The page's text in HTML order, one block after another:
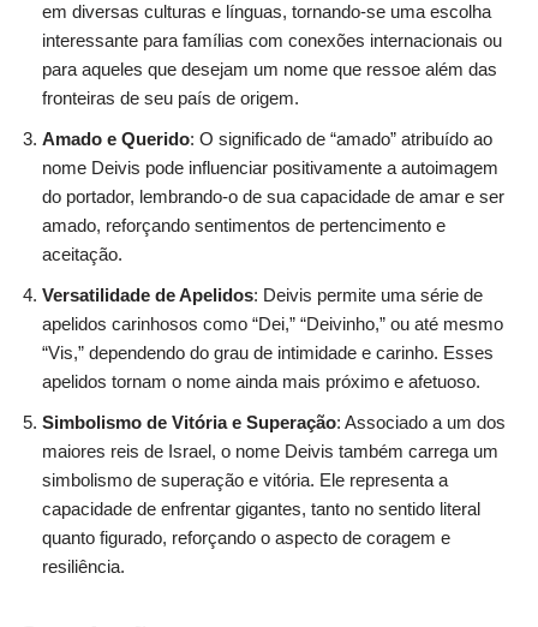
em diversas culturas e línguas, tornando-se uma escolha
interessante para famílias com conexões internacionais ou
para aqueles que desejam um nome que ressoe além das
fronteiras de seu país de origem.
Amado e Querido: O significado de “amado” atribuído ao
nome Deivis pode influenciar positivamente a autoimagem
do portador, lembrando-o de sua capacidade de amar e ser
amado, reforçando sentimentos de pertencimento e
aceitação.
Versatilidade de Apelidos: Deivis permite uma série de
apelidos carinhosos como “Dei,” “Deivinho,” ou até mesmo
“Vis,” dependendo do grau de intimidade e carinho. Esses
apelidos tornam o nome ainda mais próximo e afetuoso.
Simbolismo de Vitória e Superação: Associado a um dos
maiores reis de Israel, o nome Deivis também carrega um
simbolismo de superação e vitória. Ele representa a
capacidade de enfrentar gigantes, tanto no sentido literal
quanto figurado, reforçando o aspecto de coragem e
resiliência.